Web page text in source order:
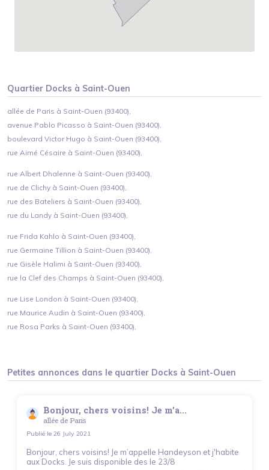
Quartier Docks à Saint-Ouen
allée de Paris à Saint-Ouen (93400),
avenue Pablo Picasso à Saint-Ouen (93400),
boulevard Victor Hugo à Saint-Ouen (93400),
rue Aimé Césaire à Saint-Ouen (93400),
rue Albert Dhalenne à Saint-Ouen (93400),
rue de Clichy à Saint-Ouen (93400),
rue des Bateliers à Saint-Ouen (93400),
rue du Landy à Saint-Ouen (93400),
rue Frida Kahlo à Saint-Ouen (93400),
rue Germaine Tillion à Saint-Ouen (93400),
rue Gisèle Halimi à Saint-Ouen (93400),
rue la Clef des Champs à Saint-Ouen (93400),
rue Lise London à Saint-Ouen (93400),
rue Maurice Audin à Saint-Ouen (93400),
rue Rosa Parks à Saint-Ouen (93400),
Petites annonces dans le quartier Docks à Saint-Ouen
Bonjour, chers voisins! Je m’a...
allée de Paris
Publié le 26 July 2021
Bonjour, chers voisins! Je m’appelle Handeyson et j'habite
aux Docks. Je suis disponible des le 23/8